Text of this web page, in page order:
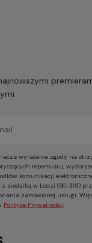
wyrażenie zgody na
repertuaru,
komunikacji
z siedzibą w Łodzi (90-318)
zamówionej usługi.
Polityce Prywatności.